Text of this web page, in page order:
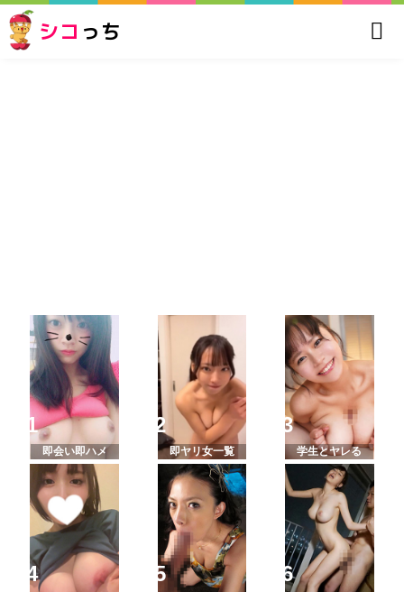
シコ っち
即会い即ハメ 即ヤリ女一覧 学生とヤレる